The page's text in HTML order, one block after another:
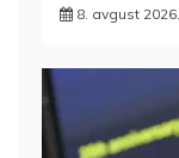
8. avgust 2026.